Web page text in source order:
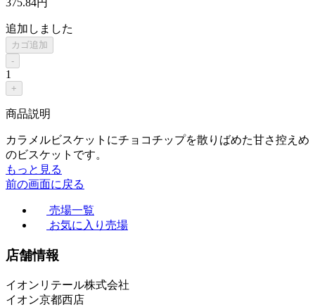
375.84円
追加しました
カゴ追加
-
1
+
商品説明
カラメルビスケットにチョコチップを散りばめた甘さ控えめ
のビスケットです。
もっと見る
前の画面に戻る
売場一覧
お気に入り売場
店舗情報
イオンリテール株式会社
イオン京都西店